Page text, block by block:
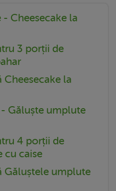
- Cheesecake la
3 porții de
Cheesecake la
- Găluște umplute
4 porții de
cu caise
Găluștele umplute